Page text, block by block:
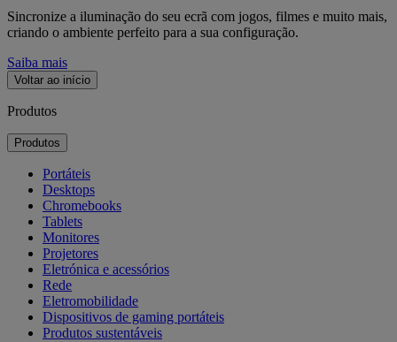
Sincronize a iluminação do seu ecrã com jogos, filmes e muito mais,
criando o ambiente perfeito para a sua configuração.
Saiba mais
Voltar ao início
Produtos
Produtos
Portáteis
Desktops
Chromebooks
Tablets
Monitores
Projetores
Eletrónica e acessórios
Rede
Eletromobilidade
Dispositivos de gaming portáteis
Produtos sustentáveis